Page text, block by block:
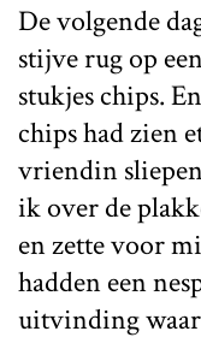
De volgende
stijve rug op
stukjes chips.
chips had zien
vriendin
ik over de
en zette voor
hadden een
uitvinding